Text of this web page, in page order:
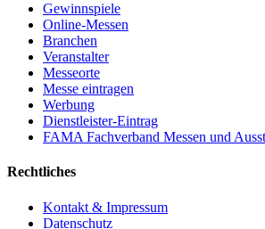
Gewinnspiele
Online-Messen
Branchen
Veranstalter
Messeorte
Messe eintragen
Werbung
Dienstleister-Eintrag
FAMA Fachverband Messen und
Rechtliches
Kontakt & Impressum
Datenschutz